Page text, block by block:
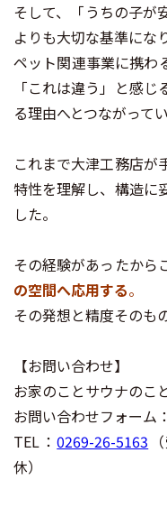
そして、「うちの子が
よりも大切な基準にな
ペット関連事業に携わ
「これは違う」と感
る理由へとつながってい
これまで大津工務店が
特性を理解し、構造に
した。
その経験があったから
の空間へ応用する。
その発想と精度そのも
【お問い合わせ】
お家のことサウナのこ
お問い合わせフォーム：
TEL：0269-26-5163
休）